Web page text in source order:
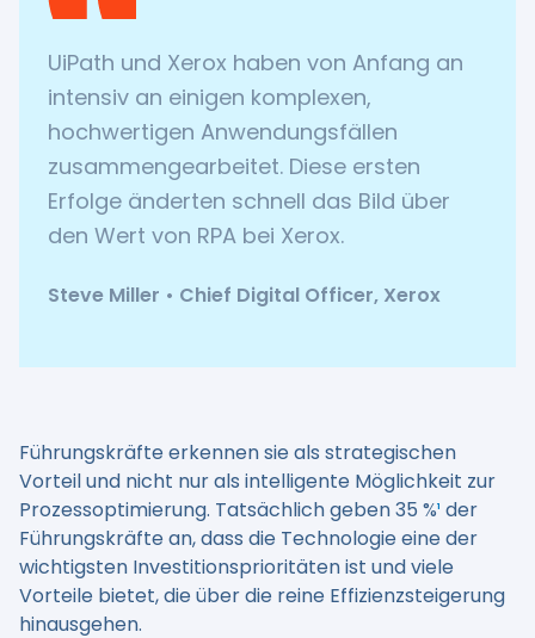
UiPath und Xerox haben von Anfang an
intensiv an einigen komplexen,
hochwertigen Anwendungsfällen
zusammengearbeitet. Diese ersten
Erfolge änderten schnell das Bild über
den Wert von RPA bei Xerox.
Steve Miller • Chief Digital Officer, Xerox
Führungskräfte erkennen sie als strategischen
Vorteil und nicht nur als intelligente Möglichkeit zur
Prozessoptimierung. Tatsächlich geben 35 %¹ der
Führungskräfte an, dass die Technologie eine der
wichtigsten Investitionsprioritäten ist und viele
Vorteile bietet, die über die reine Effizienzsteigerung
hinausgehen.